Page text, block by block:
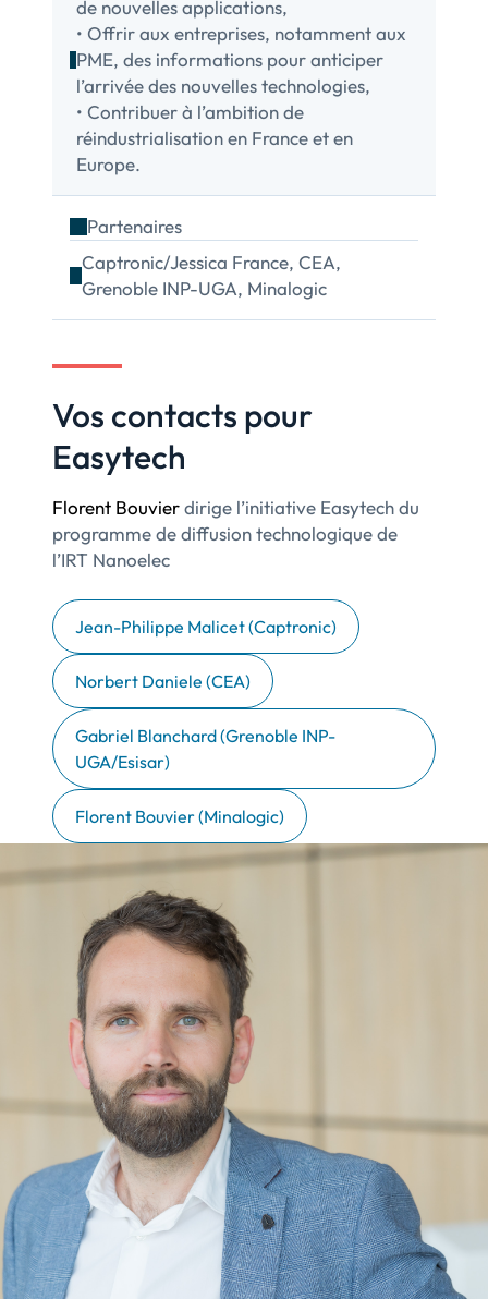
de nouvelles applications,
• Offrir aux entreprises, notamment aux
PME, des informations pour anticiper
l’arrivée des nouvelles technologies,
• Contribuer à l’ambition de
réindustrialisation en France et en
Europe.
Partenaires
Captronic/Jessica France, CEA,
Grenoble INP-UGA, Minalogic
Vos contacts pour
Easytech
Florent Bouvierdirige l’initiative Easytech du
programme de diffusion technologique de
l’IRT Nanoelec
Jean-Philippe Malicet (Captronic)
Norbert Daniele (CEA)
Gabriel Blanchard (Grenoble INP-
UGA/Esisar)
Florent Bouvier (Minalogic)